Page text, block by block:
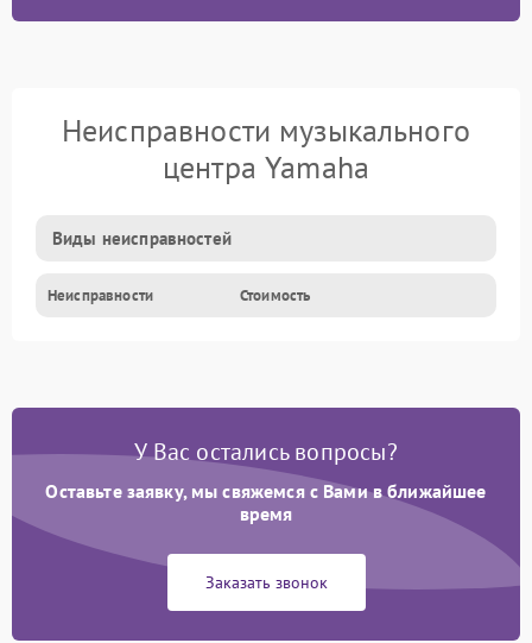
Неисправности музыкального
центра Yamaha
Виды неисправностей
Неисправности Стоимость
У Вас остались вопросы?
Оставьте заявку, мы свяжемся с Вами в ближайшее
время
Заказать звонок